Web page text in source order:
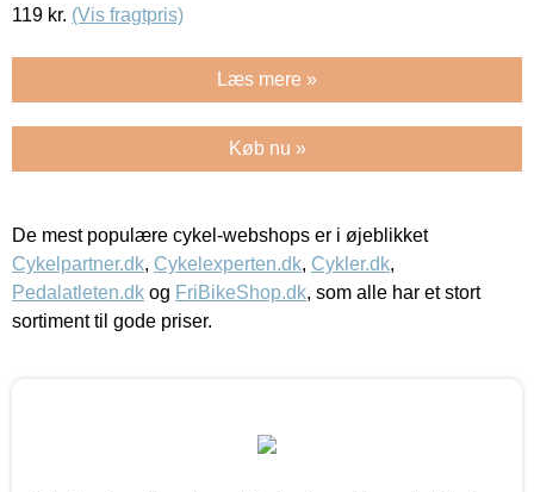
119 kr. (Vis fragtpris)
Læs mere »
Køb nu »
De mest populære cykel-webshops er i øjeblikket
Cykelpartner.dk, Cykelexperten.dk, Cykler.dk,
Pedalatleten.dk og FriBikeShop.dk, som alle har et stort
sortiment til gode priser.